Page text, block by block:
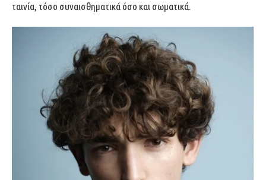
ταινία, τόσο συναισθηματικά όσο και σωματικά.